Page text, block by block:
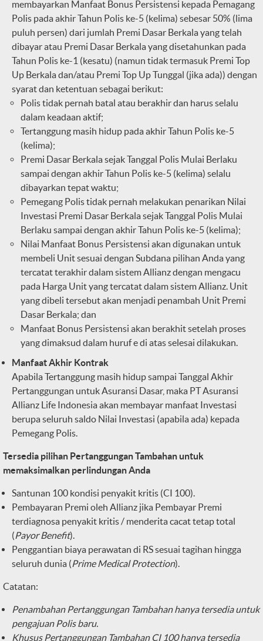
membayarkan Manfaat Bonus Persistensi kepada Pemagang
Polis pada akhir Tahun Polis ke-5 (kelima) sebesar 50% (lima
puluh persen) dari jumlah Premi Dasar Berkala yang telah
dibayar atau Premi Dasar Berkala yang disetahunkan pada
Tahun Polis ke-1 (kesatu) (namun tidak termasuk Premi Top
Up Berkala dan/atau Premi Top Up Tunggal (jika ada)) dengan
syarat dan ketentuan sebagai berikut:
Polis tidak pernah batal atau berakhir dan harus selalu
dalam keadaan aktif;
Tertanggung masih hidup pada akhir Tahun Polis ke-5
(kelima);
Premi Dasar Berkala sejak Tanggal Polis Mulai Berlaku
sampai dengan akhir Tahun Polis ke-5 (kelima) selalu
dibayarkan tepat waktu;
Pemegang Polis tidak pernah melakukan penarikan Nilai
Investasi Premi Dasar Berkala sejak Tanggal Polis Mulai
Berlaku sampai dengan akhir Tahun Polis ke-5 (kelima);
Nilai Manfaat Bonus Persistensi akan digunakan untuk
membeli Unit sesuai dengan Subdana pilihan Anda yang
tercatat terakhir dalam sistem Allianz dengan mengacu
pada Harga Unit yang tercatat dalam sistem Allianz. Unit
yang dibeli tersebut akan menjadi penambah Unit Premi
Dasar Berkala; dan
Manfaat Bonus Persistensi akan berakhit setelah proses
yang dimaksud dalam huruf e di atas selesai dilakukan.
Manfaat Akhir Kontrak
Apabila Tertanggung masih hidup sampai Tanggal Akhir
Pertanggungan untuk Asuransi Dasar, maka PT Asuransi
Allianz Life Indonesia akan membayar manfaat Investasi
berupa seluruh saldo Nilai Investasi (apabila ada) kepada
Pemegang Polis.
Tersedia pilihan Pertanggungan Tambahan untuk
memaksimalkan perlindungan Anda
Santunan 100 kondisi penyakit kritis (CI 100).
Pembayaran Premi oleh Allianz jika Pembayar Premi
terdiagnosa penyakit kritis / menderita cacat tetap total
(Payor Benefit).
Penggantian biaya perawatan di RS sesuai tagihan hingga
seluruh dunia (Prime Medical Protection).
Catatan:
Penambahan Pertanggungan Tambahan hanya tersedia untuk
pengajuan Polis baru.
Khusus Pertanggungan Tambahan CI 100 hanya tersedia